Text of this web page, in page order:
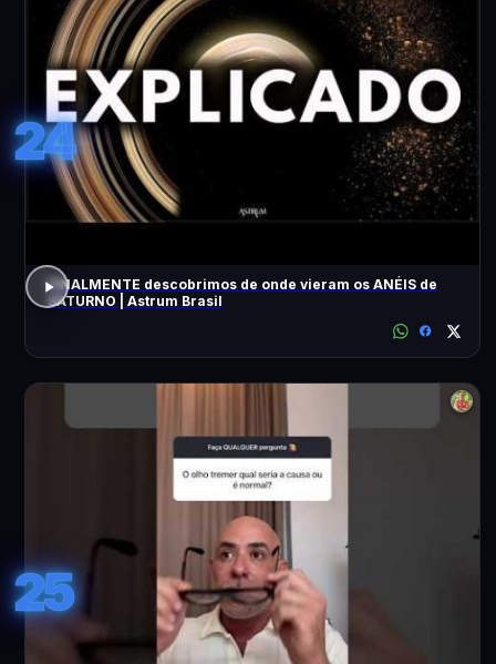
24
FINALMENTE descobrimos de onde vieram os ANÉIS de
SATURNO | Astrum Brasil
25